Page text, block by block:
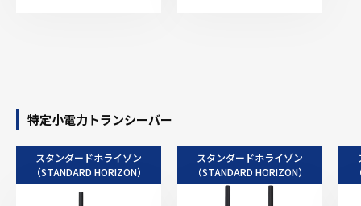
特定小電力トランシーバー
スタンダードホライゾン
（STANDARD HORIZON）
スタンダードホライゾン
（STANDARD HORIZON）